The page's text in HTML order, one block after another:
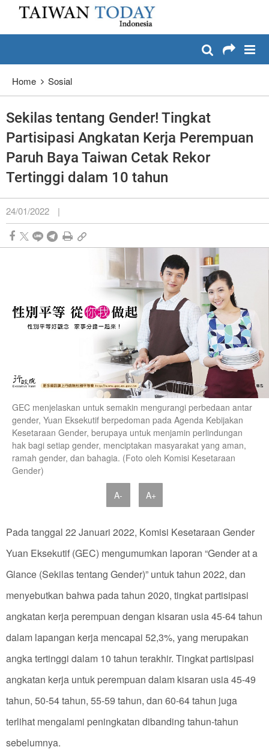
Lewati dan masuk ke konten utama
Home Sosial
Sekilas tentang Gender! Tingkat
Partisipasi Angkatan Kerja Perempuan
Paruh Baya Taiwan Cetak Rekor
Tertinggi dalam 10 tahun
24/01/2022 |
GEC menjelaskan untuk semakin mengurangi perbedaan antar
gender, Yuan Eksekutif berpedoman pada Agenda Kebijakan
Kesetaraan Gender, berupaya untuk menjamin perlindungan
hak bagi setiap gender, menciptakan masyarakat yang aman,
ramah gender, dan bahagia. (Foto oleh Komisi Kesetaraan
Gender)
A- A+
Pada tanggal 22 Januari 2022, Komisi Kesetaraan Gender
Yuan Eksekutif (GEC) mengumumkan laporan “Gender at a
Glance (Sekilas tentang Gender)” untuk tahun 2022, dan
menyebutkan bahwa pada tahun 2020, tingkat partisipasi
angkatan kerja perempuan dengan kisaran usia 45-64 tahun
dalam lapangan kerja mencapai 52,3%, yang merupakan
angka tertinggi dalam 10 tahun terakhir. Tingkat partisipasi
angkatan kerja untuk perempuan dalam kisaran usia 45-49
tahun, 50-54 tahun, 55-59 tahun, dan 60-64 tahun juga
terlihat mengalami peningkatan dibanding tahun-tahun
sebelumnya.